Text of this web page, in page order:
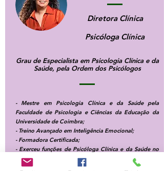
Diretora Clínica
Psicóloga Clínica
Grau de Especialista em Psicologia Clínica e da
Saúde, pela Ordem dos Psicólogos
- Mestre em Psicologia Clínica e da Saúde pela
Faculdade de Psicologia e Ciências da Educação da
Universidade de Coimbra;
- Treino Avançado em Inteligência Emocional;
- Formadora Certificada;
- Exerceu funções de Psicóloga Clínica e da Saúde no
Hospital Pediátrico de Coimbra;
- Exerceu funções de Psicóloga no BabyLab -